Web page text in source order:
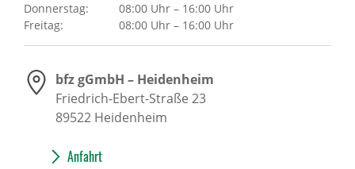
Donnerstag:
08:00 Uhr – 16:00 Uhr
Freitag:
08:00 Uhr – 16:00 Uhr
bfz gGmbH – Heidenheim
Friedrich-Ebert-Straße 23
89522 Heidenheim
Anfahrt